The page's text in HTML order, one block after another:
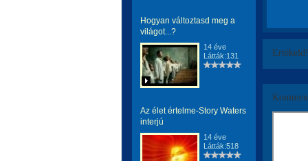
Hogyan változtasd meg a
világot...?
14 éve
Látták:131
Az élet értelme-Story Waters
interjú
14 éve
Látták:518
Értékeld!